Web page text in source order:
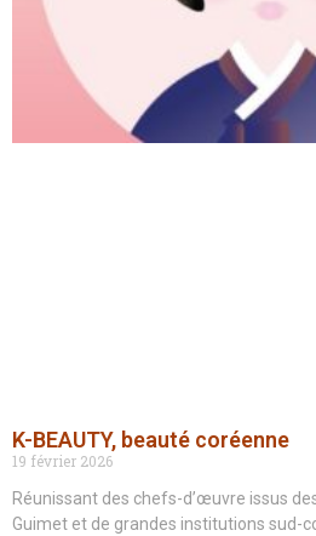
K-BEAUTY, beauté coréenne
19 février 2026
Réunissant des chefs-d’œuvre issus
Guimet et de grandes institutions sud-